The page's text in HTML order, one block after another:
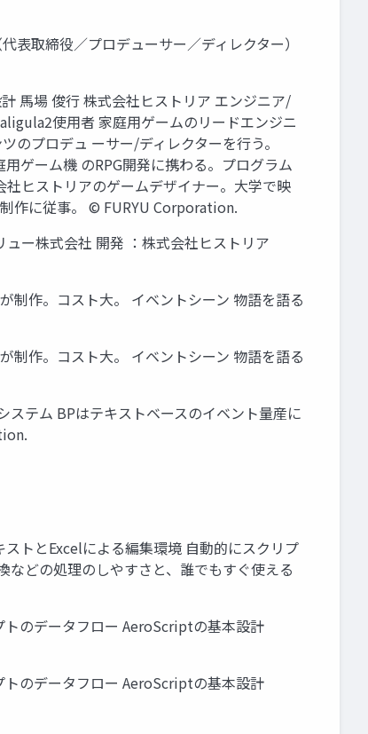
取締役／プロデューサー／ディレクター）
馬場 俊行 株式会社ヒストリア エンジニア/
使用者 家庭用ゲームのリードエンジニ
プロデュ ーサー/ディレクターを行う。
ゲーム機 のRPG開発に携わる。プログラム
ヒストリアのゲームデザイナー。大学で映
作に従事。 © FURYU Corporation.
ー株式会社 開発 ：株式会社ヒストリア
制作。コスト大。 イベントシーン 物語を語る
制作。コスト大。 イベントシーン 物語を語る
ステム BPはテキストベースのイベント量産に
トとExcelによる編集環境 自動的にスクリプ
どの処理のしやすさと、誰でもすぐ使える
トのデータフロー AeroScriptの基本設計
トのデータフロー AeroScriptの基本設計